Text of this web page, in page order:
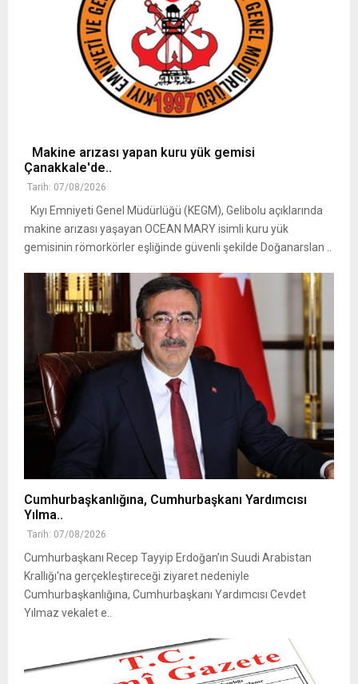
Makine arızası yapan kuru yük gemisi
Çanakkale'de..
Tarih: 07/08/2026
Kıyı Emniyeti Genel Müdürlüğü (KEGM), Gelibolu açıklarında
makine arızası yaşayan OCEAN MARY isimli kuru yük
gemisinin römorkörler eşliğinde güvenli şekilde Doğanarslan ..
Cumhurbaşkanlığına, Cumhurbaşkanı Yardımcısı
Yılma..
Tarih: 07/08/2026
Cumhurbaşkanı Recep Tayyip Erdoğan’ın Suudi Arabistan
Krallığı'na gerçekleştireceği ziyaret nedeniyle
Cumhurbaşkanlığına, Cumhurbaşkanı Yardımcısı Cevdet
Yılmaz vekalet e..